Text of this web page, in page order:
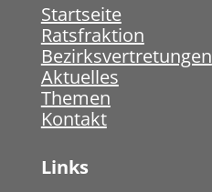
Startseite
Ratsfraktion
Bezirksvertretungen
Aktuelles
Themen
Kontakt
Links